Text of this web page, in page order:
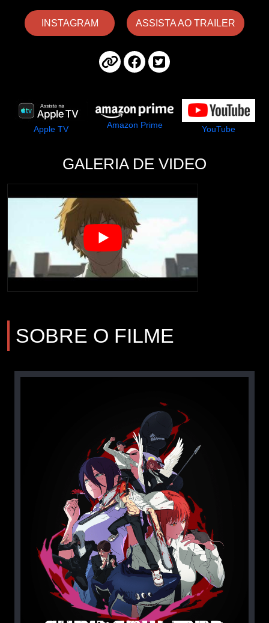
INSTAGRAM ASSISTA AO TRAILER
Apple TV Amazon Prime YouTube
GALERIA DE VIDEO
SOBRE O FILME